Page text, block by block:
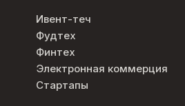
Ивент-теч
Фудтех
Финтех
Электронная коммерция
Стартапы